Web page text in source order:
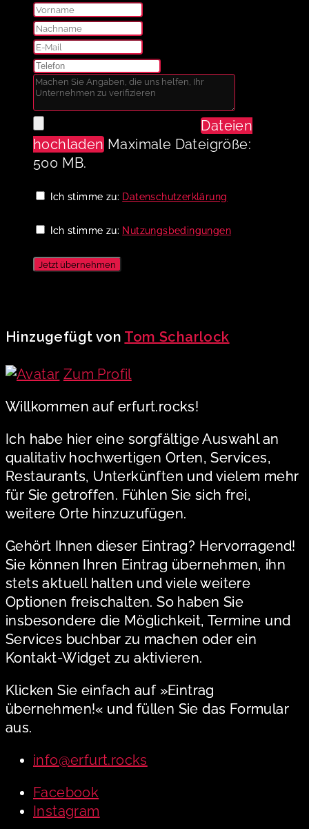
Dateien
hochladen Maximale Dateigröße:
500 MB.
Ich stimme zu: Datenschutzerklärung
Ich stimme zu: Nutzungsbedingungen
Jetzt übernehmen
Hinzugefügt von Tom Scharlock
Zum Profil
Willkommen auf erfurt.rocks!
Ich habe hier eine sorgfältige Auswahl an
qualitativ hochwertigen Orten, Services,
Restaurants, Unterkünften und vielem mehr
für Sie getroffen. Fühlen Sie sich frei,
weitere Orte hinzuzufügen.
Gehört Ihnen dieser Eintrag? Hervorragend!
Sie können Ihren Eintrag übernehmen, ihn
stets aktuell halten und viele weitere
Optionen freischalten. So haben Sie
insbesondere die Möglichkeit, Termine und
Services buchbar zu machen oder ein
Kontakt-Widget zu aktivieren.
Klicken Sie einfach auf »Eintrag
übernehmen!« und füllen Sie das Formular
aus.
info@erfurt.rocks
Facebook
Instagram